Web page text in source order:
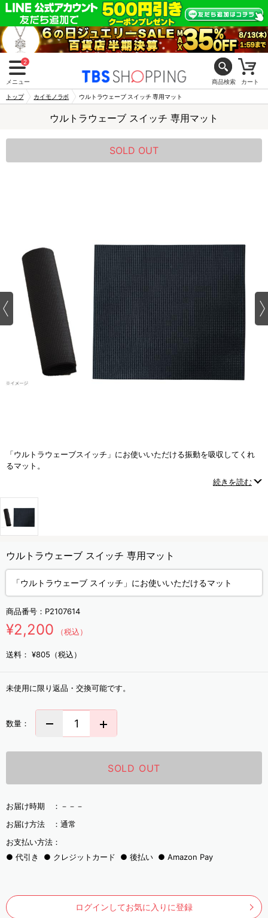
2
メニュー 商品検索 カート
トップ カイモノラボ ウルトラウェーブ スイッチ 専用マット
ウルトラウェーブ スイッチ 専用マット
SOLD OUT
「ウルトラウェーブスイッチ」にお使いいただける振動を吸収してくれ
るマット。
続きを読む
ウルトラウェーブ スイッチ 専用マット
「ウルトラウェーブ スイッチ」にお使いいただけるマット
商品番号： P2107614
¥2,200 （税込）
送料： ¥805（税込）
未使用に限り返品・交換可能です。
数量：
SOLD OUT
お届け時期 ： －－－
お届け方法 ： 通常
お支払い方法：
代引き
クレジットカード 後払い Amazon Pay
ログインしてお気に入りに登録